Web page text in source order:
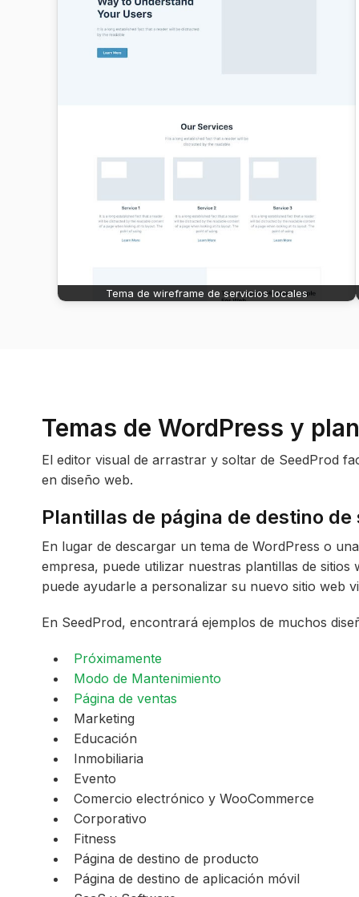
Tema de wireframe de servicios locales
Temas de WordPress y
El editor visual de arrastrar y soltar de SeedProd
en diseño web.
Plantillas de página de destino
En lugar de descargar un tema de WordPress o
empresa, puede utilizar nuestras plantillas de
puede ayudarle a personalizar su nuevo sitio web
En SeedProd, encontrará ejemplos de muchos
Próximamente
Modo de Mantenimiento
Página de ventas
Marketing
Educación
Inmobiliaria
Evento
Comercio electrónico y WooCommerce
Corporativo
Fitness
Página de destino de producto
Página de destino de aplicación móvil